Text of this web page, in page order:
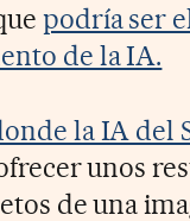
podría ser
de la IA.
la IA del
unos
de una